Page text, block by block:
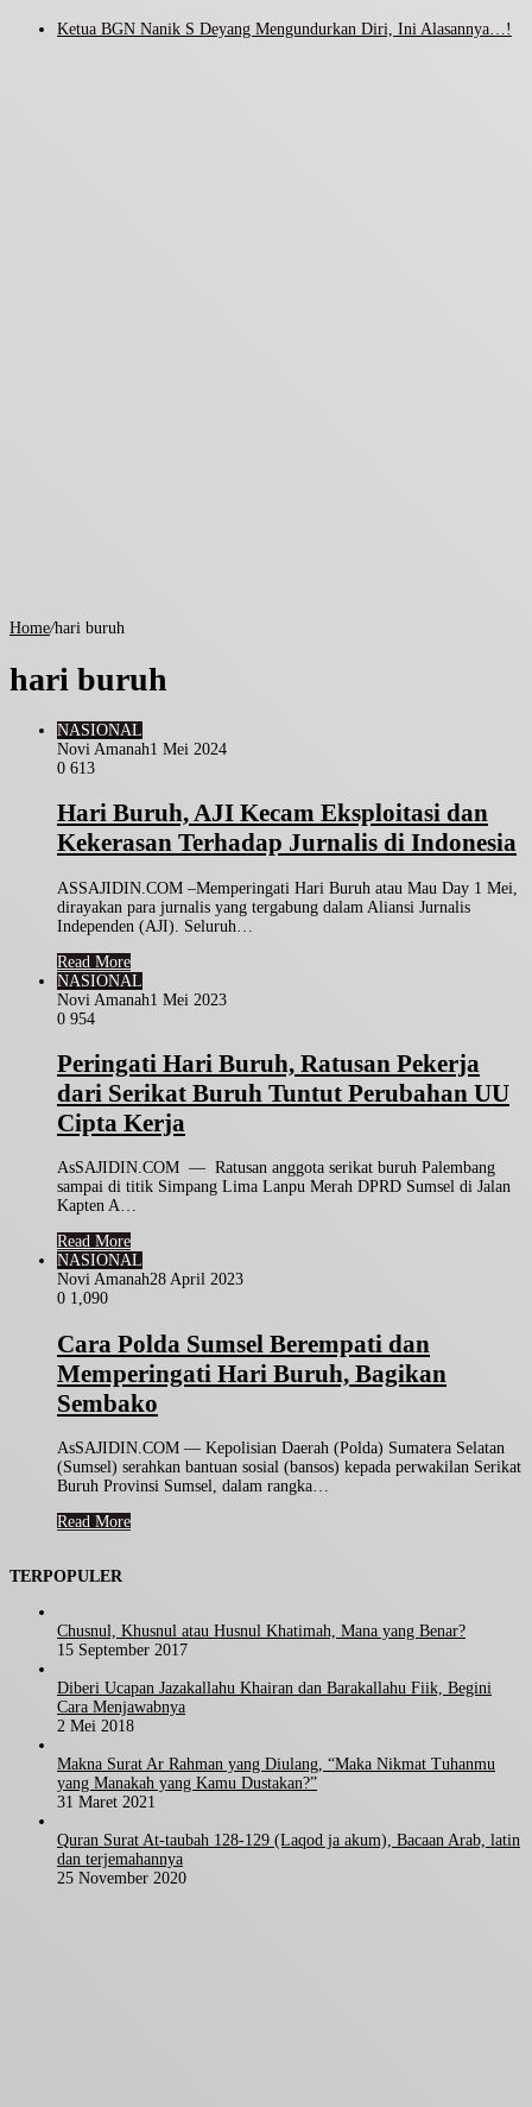
Ketua BGN Nanik S Deyang Mengundurkan Diri, Ini Alasannya…!
Home/hari buruh
hari buruh
NASIONAL
Novi Amanah1 Mei 2024
0 613
Hari Buruh, AJI Kecam Eksploitasi dan
Kekerasan Terhadap Jurnalis di Indonesia
ASSAJIDIN.COM –Memperingati Hari Buruh atau Mau Day 1 Mei,
dirayakan para jurnalis yang tergabung dalam Aliansi Jurnalis
Independen (AJI). Seluruh…
Read More
NASIONAL
Novi Amanah1 Mei 2023
0 954
Peringati Hari Buruh, Ratusan Pekerja
dari Serikat Buruh Tuntut Perubahan UU
Cipta Kerja
AsSAJIDIN.COM — Ratusan anggota serikat buruh Palembang
sampai di titik Simpang Lima Lanpu Merah DPRD Sumsel di Jalan
Kapten A…
Read More
NASIONAL
Novi Amanah28 April 2023
0 1,090
Cara Polda Sumsel Berempati dan
Memperingati Hari Buruh, Bagikan
Sembako
AsSAJIDIN.COM — Kepolisian Daerah (Polda) Sumatera Selatan
(Sumsel) serahkan bantuan sosial (bansos) kepada perwakilan Serikat
Buruh Provinsi Sumsel, dalam rangka…
Read More
TERPOPULER
Chusnul, Khusnul atau Husnul Khatimah, Mana yang Benar?
15 September 2017
Diberi Ucapan Jazakallahu Khairan dan Barakallahu Fiik, Begini
Cara Menjawabnya
2 Mei 2018
Makna Surat Ar Rahman yang Diulang, “Maka Nikmat Tuhanmu
yang Manakah yang Kamu Dustakan?”
31 Maret 2021
Quran Surat At-taubah 128-129 (Laqod ja akum), Bacaan Arab, latin
dan terjemahannya
25 November 2020